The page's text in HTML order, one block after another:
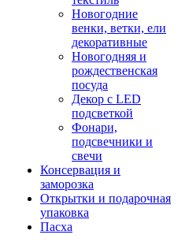
Новогодние
венки, ветки, ели
декоративные
Новогодняя и
рождественская
посуда
Декор с LED
подсветкой
Фонари,
подсвечники и
свечи
Консервация и
заморозка
Открытки и подарочная
упаковка
Пасха